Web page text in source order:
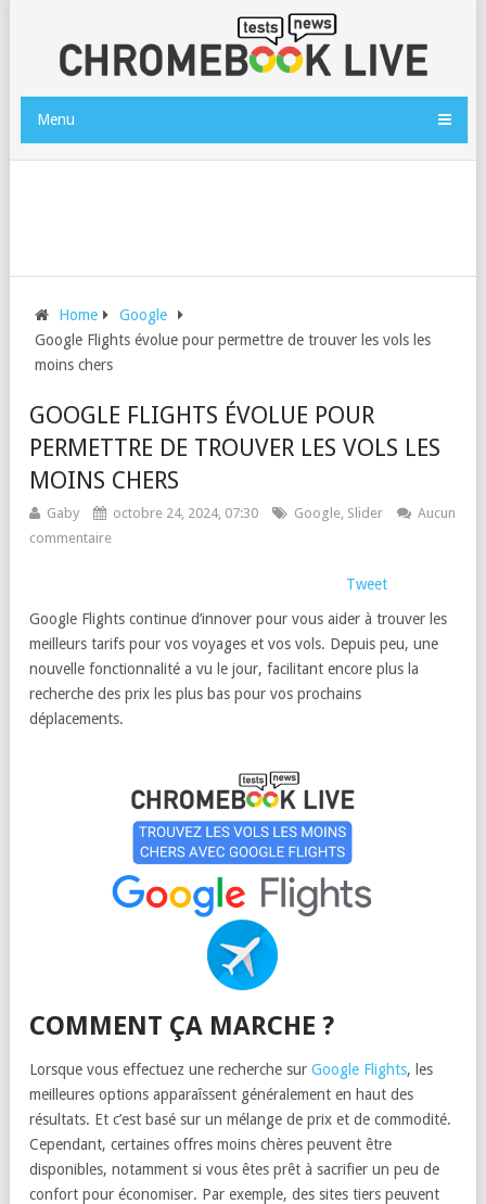
Menu
Home
Google
Google Flights évolue pour permettre de trouver les vols les
moins chers
GOOGLE FLIGHTS ÉVOLUE POUR
PERMETTRE DE TROUVER LES VOLS LES
MOINS CHERS
Gaby octobre 24, 2024, 07:30 Google, Slider
Aucun
commentaire
Tweet
Google Flights continue d’innover pour vous aider à trouver les
meilleurs tarifs pour vos voyages et vos vols. Depuis peu, une
nouvelle fonctionnalité a vu le jour, facilitant encore plus la
recherche des prix les plus bas pour vos prochains
déplacements.
COMMENT ÇA MARCHE ?
Lorsque vous effectuez une recherche sur Google Flights, les
meilleures options apparaîssent généralement en haut des
résultats. Et c’est basé sur un mélange de prix et de commodité.
Cependant, certaines offres moins chères peuvent être
disponibles, notamment si vous êtes prêt à sacrifier un peu de
confort pour économiser. Par exemple, des sites tiers peuvent